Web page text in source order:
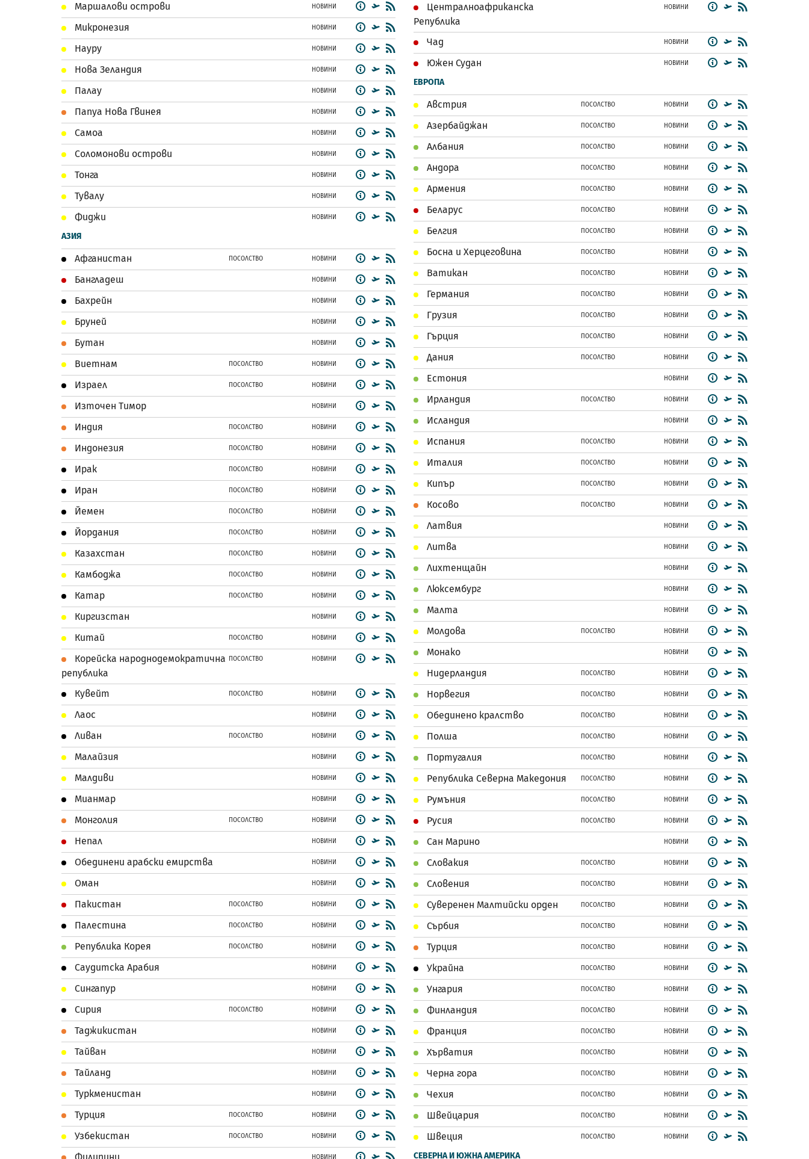
Маршалови острови НОВИНИ
Микронезия НОВИНИ
Науру НОВИНИ
Нова Зеландия НОВИНИ
Палау НОВИНИ
Папуа Нова Гвинея НОВИНИ
Самоа НОВИНИ
Соломонови острови НОВИНИ
Тонга НОВИНИ
Тувалу НОВИНИ
Фиджи НОВИНИ
АЗИЯ
Афганистан ПОСОЛСТВО НОВИНИ
Бангладеш НОВИНИ
Бахрейн НОВИНИ
Бруней НОВИНИ
Бутан НОВИНИ
Виетнам ПОСОЛСТВО НОВИНИ
Израел ПОСОЛСТВО НОВИНИ
Източен Тимор НОВИНИ
Индия ПОСОЛСТВО НОВИНИ
Индонезия ПОСОЛСТВО НОВИНИ
Ирак ПОСОЛСТВО НОВИНИ
Иран ПОСОЛСТВО НОВИНИ
Йемен ПОСОЛСТВО НОВИНИ
Йордания ПОСОЛСТВО НОВИНИ
Казахстан ПОСОЛСТВО НОВИНИ
Камбоджа ПОСОЛСТВО НОВИНИ
Катар ПОСОЛСТВО НОВИНИ
Киргизстан НОВИНИ
Китай ПОСОЛСТВО НОВИНИ
Корейска народнодемократична
република
ПОСОЛСТВО НОВИНИ
Кувейт ПОСОЛСТВО НОВИНИ
Лаос НОВИНИ
Ливан ПОСОЛСТВО НОВИНИ
Малайзия НОВИНИ
Малдиви НОВИНИ
Мианмар НОВИНИ
Монголия ПОСОЛСТВО НОВИНИ
Непал НОВИНИ
Обединени арабски емирства НОВИНИ
Оман НОВИНИ
Пакистан ПОСОЛСТВО НОВИНИ
Палестина ПОСОЛСТВО НОВИНИ
Република Корея ПОСОЛСТВО НОВИНИ
Саудитска Арабия НОВИНИ
Сингапур НОВИНИ
Сирия ПОСОЛСТВО НОВИНИ
Таджикистан НОВИНИ
Тайван НОВИНИ
Тайланд НОВИНИ
Туркменистан НОВИНИ
Турция ПОСОЛСТВО НОВИНИ
Узбекистан ПОСОЛСТВО НОВИНИ
НОВИНИ
Централноафриканска
Република
НОВИНИ
Чад НОВИНИ
Южен Судан НОВИНИ
ЕВРОПА
Австрия ПОСОЛСТВО НОВИНИ
Азербайджан ПОСОЛСТВО НОВИНИ
Албания ПОСОЛСТВО НОВИНИ
Андора ПОСОЛСТВО НОВИНИ
Армения ПОСОЛСТВО НОВИНИ
Беларус ПОСОЛСТВО НОВИНИ
Белгия ПОСОЛСТВО НОВИНИ
Босна и Херцеговина ПОСОЛСТВО НОВИНИ
Ватикан ПОСОЛСТВО НОВИНИ
Германия ПОСОЛСТВО НОВИНИ
Грузия ПОСОЛСТВО НОВИНИ
Гърция ПОСОЛСТВО НОВИНИ
Дания ПОСОЛСТВО НОВИНИ
Естония НОВИНИ
Ирландия ПОСОЛСТВО НОВИНИ
Исландия НОВИНИ
Испания ПОСОЛСТВО НОВИНИ
Италия ПОСОЛСТВО НОВИНИ
Кипър ПОСОЛСТВО НОВИНИ
Косово ПОСОЛСТВО НОВИНИ
Латвия НОВИНИ
Литва НОВИНИ
Лихтенщайн НОВИНИ
Люксембург НОВИНИ
Малта НОВИНИ
Молдова ПОСОЛСТВО НОВИНИ
Монако НОВИНИ
Нидерландия ПОСОЛСТВО НОВИНИ
Норвегия ПОСОЛСТВО НОВИНИ
Обединено кралство ПОСОЛСТВО НОВИНИ
Полша ПОСОЛСТВО НОВИНИ
Португалия ПОСОЛСТВО НОВИНИ
Република Северна Македония ПОСОЛСТВО НОВИНИ
Румъния ПОСОЛСТВО НОВИНИ
Русия ПОСОЛСТВО НОВИНИ
Сан Марино НОВИНИ
Словакия ПОСОЛСТВО НОВИНИ
Словения ПОСОЛСТВО НОВИНИ
Суверенен Малтийски орден ПОСОЛСТВО НОВИНИ
Сърбия ПОСОЛСТВО НОВИНИ
Турция ПОСОЛСТВО НОВИНИ
Украйна ПОСОЛСТВО НОВИНИ
Унгария ПОСОЛСТВО НОВИНИ
Финландия ПОСОЛСТВО НОВИНИ
Франция ПОСОЛСТВО НОВИНИ
Хърватия ПОСОЛСТВО НОВИНИ
Черна гора ПОСОЛСТВО НОВИНИ
Чехия ПОСОЛСТВО НОВИНИ
Швейцария ПОСОЛСТВО НОВИНИ
Швеция ПОСОЛСТВО НОВИНИ
СЕВЕРНА И ЮЖНА АМЕРИКА